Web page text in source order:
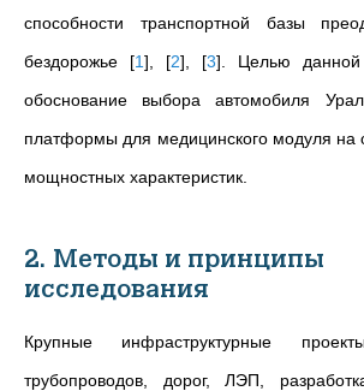
способности транспортной базы
бездорожье [1] [2] [3] . Целью
обоснование выбора автомобиля
платформы для медицинского модуля на
мощностных характеристик.
2. Методы и принципы
исследования
Крупные инфраструктурные
трубопроводов, дорог, ЛЭП,